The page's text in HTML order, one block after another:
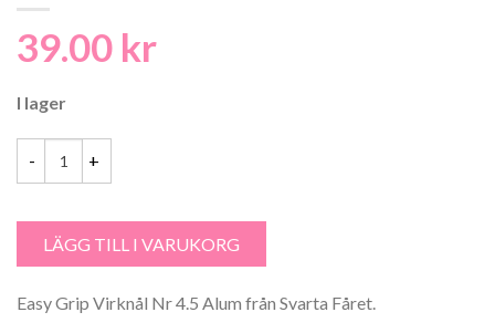
39.00 kr
I lager
LÄGG TILL I VARUKORG
Easy Grip Virknål Nr 4.5 Alum från Svarta Fåret.